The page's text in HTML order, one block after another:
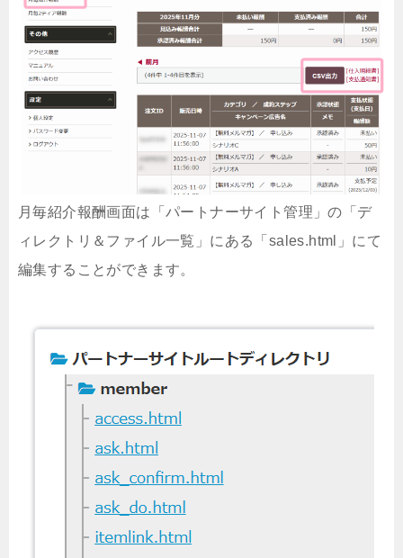
月毎紹介報酬画面は「パートナーサイト管理」の「デ
ィレクトリ＆ファイル一覧」にある「sales.html」にて
編集することができます。